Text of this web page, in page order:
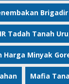
Brigadir
Tadah Tanah
Harga Minyak
Mafia